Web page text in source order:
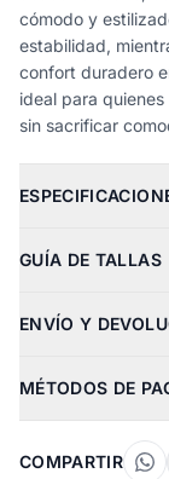
cómodo y
estabilidad,
confort duradero
ideal para
sin sacrificar
GUÍA DE TALLAS
ENVÍO Y
MÉTODOS DE
COMPARTIR